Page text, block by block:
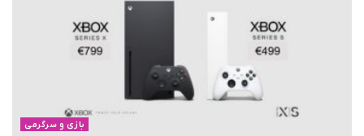
بازی و سرگرمی